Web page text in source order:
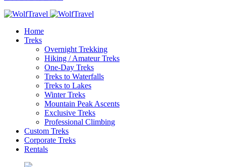
Home
Treks
Overnight Trekking
Hiking / Amateur Treks
One-Day Treks
Treks to Waterfalls
Treks to Lakes
Winter Treks
Mountain Peak Ascents
Exclusive Treks
Professional Climbing
Custom Treks
Corporate Treks
Rentals